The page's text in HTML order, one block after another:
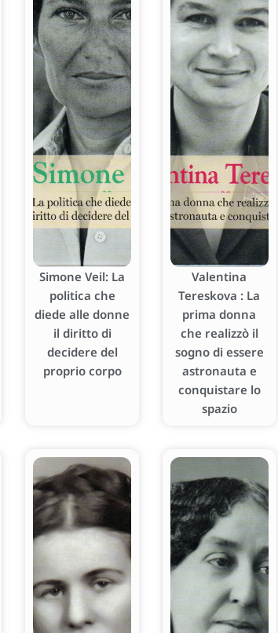
Simone Veil: La
politica che
diede alle donne
il diritto di
decidere del
proprio corpo
Valentina
Tereskova : La
prima donna
che realizzò il
sogno di essere
astronauta e
conquistare lo
spazio